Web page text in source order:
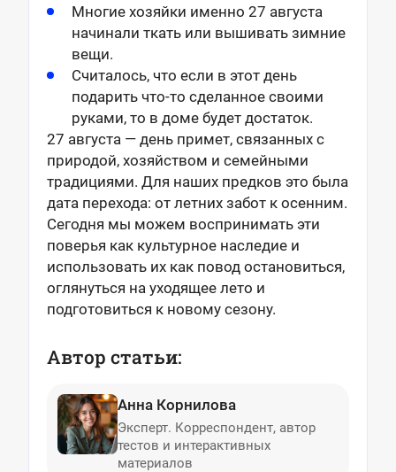
Многие хозяйки именно 27 августа
начинали ткать или вышивать зимние
вещи.
Считалось, что если в этот день
подарить что-то сделанное своими
руками, то в доме будет достаток.
27 августа — день примет, связанных с
природой, хозяйством и семейными
традициями. Для наших предков это была
дата перехода: от летних забот к осенним.
Сегодня мы можем воспринимать эти
поверья как культурное наследие и
использовать их как повод остановиться,
оглянуться на уходящее лето и
подготовиться к новому сезону.
Автор статьи:
Анна Корнилова
Эксперт. Корреспондент, автор
тестов и интерактивных
материалов